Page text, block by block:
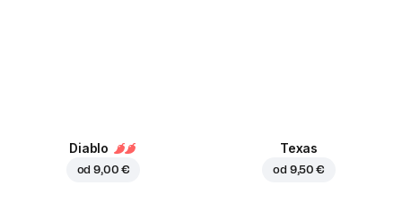
Diablo
od9,00 €
Texas
od 9,50 €